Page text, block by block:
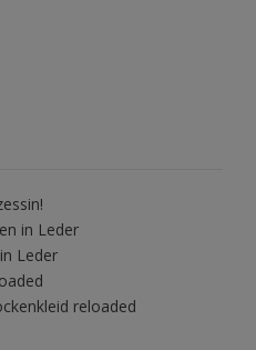
in Leder
Leder
reloaded